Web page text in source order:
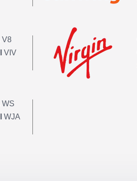
V8
VIV
WS
WJA